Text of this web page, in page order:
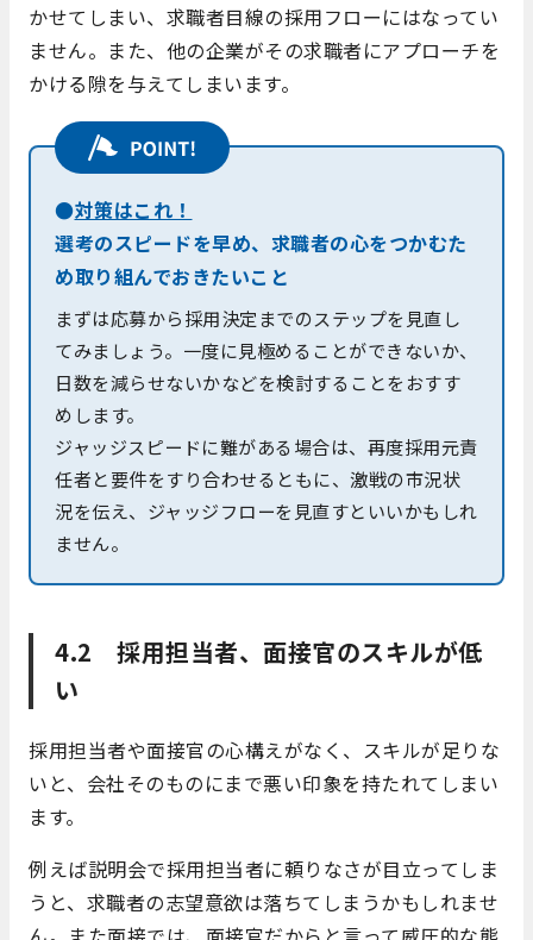
かせてしまい、求職者目線の採用フローにはなってい
ません。また、他の企業がその求職者にアプローチを
かける隙を与えてしまいます。
●対策はこれ！
選考のスピードを早め、求職者の心をつかむた
め取り組んでおきたいこと
まずは応募から採用決定までのステップを見直し
てみましょう。一度に見極めることができないか、
日数を減らせないかなどを検討することをおすす
めします。
ジャッジスピードに難がある場合は、再度採用元責
任者と要件をすり合わせるともに、激戦の市況状
況を伝え、ジャッジフローを見直すといいかもしれ
ません。
4.2 採用担当者、面接官のスキルが低
い
採用担当者や面接官の心構えがなく、スキルが足りな
いと、会社そのものにまで悪い印象を持たれてしまい
ます。
例えば説明会で採用担当者に頼りなさが目立ってしま
うと、求職者の志望意欲は落ちてしまうかもしれませ